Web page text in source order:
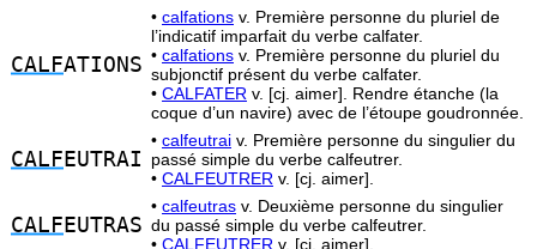
CALFATIONS
• calfations v. Première personne du pluriel de
l’indicatif imparfait du verbe calfater.
• calfations v. Première personne du pluriel du
subjonctif présent du verbe calfater.
• CALFATER v. [cj. aimer]. Rendre étanche (la
coque d’un navire) avec de l’étoupe goudronnée.
CALF EUTRAI
• calfeutrai v. Première personne du singulier du
passé simple du verbe calfeutrer.
• CALFEUTRER v. [cj. aimer].
CALF EUTRAS
• calfeutras v. Deuxième personne du singulier
du passé simple du verbe calfeutrer.
• CALFEUTRER v. [cj. aimer].